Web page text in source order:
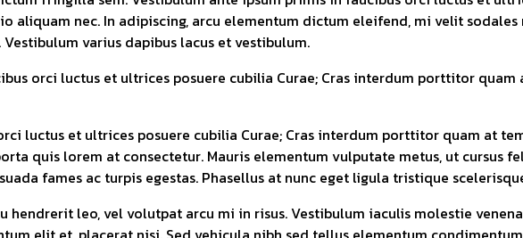
nec. In adipiscing, arcu elementum dictum eleifend, mi velit sodales
varius dapibus lacus et vestibulum.
orci luctus et ultrices posuere cubilia Curae; Cras interdum porttitor quam
luctus et ultrices posuere cubilia Curae; Cras interdum porttitor quam at
quis lorem at consectetur. Mauris elementum vulputate metus, ut cursus
fames ac turpis egestas. Phasellus at nunc eget ligula tristique
leo, vel volutpat arcu mi in risus. Vestibulum iaculis molestie